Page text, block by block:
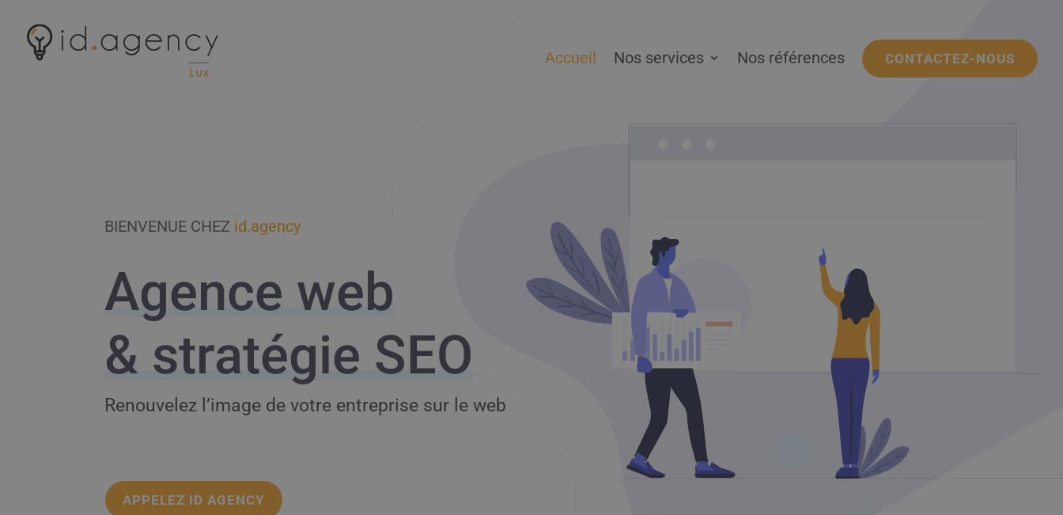
Accueil Nos services Nos références CONTACTEZ-NOUS
BIENVENUE CHEZ id.agency
Agence web
& stratégie SEO
Renouvelez l’image de votre entreprise sur le web
APPELEZ ID AGENCY